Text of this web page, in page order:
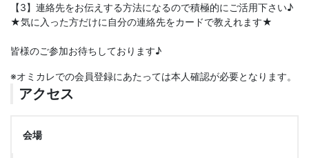
【3】連絡先をお伝えする方法になるので積極的にご活用下さい♪
★気に入った方だけに自分の連絡先をカードで教えれます★
皆様のご参加お待ちしております♪
※オミカレでの会員登録にあたっては本人確認が必要となります。
アクセス
会場